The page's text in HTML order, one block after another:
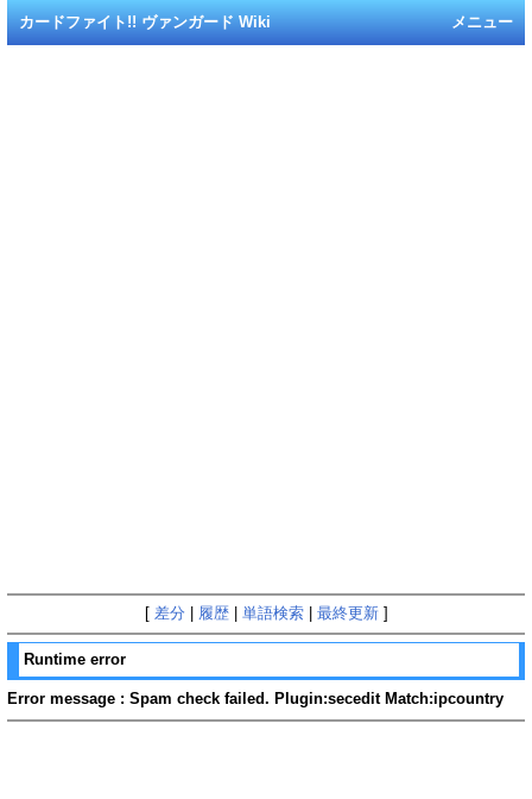
メニュー
カードファイト!! ヴァンガード Wiki
[ 差分 履歴| 単語検索| 最終更新]
Runtime error
Error message : Spam check failed. Plugin:secedit Match:ipcountry